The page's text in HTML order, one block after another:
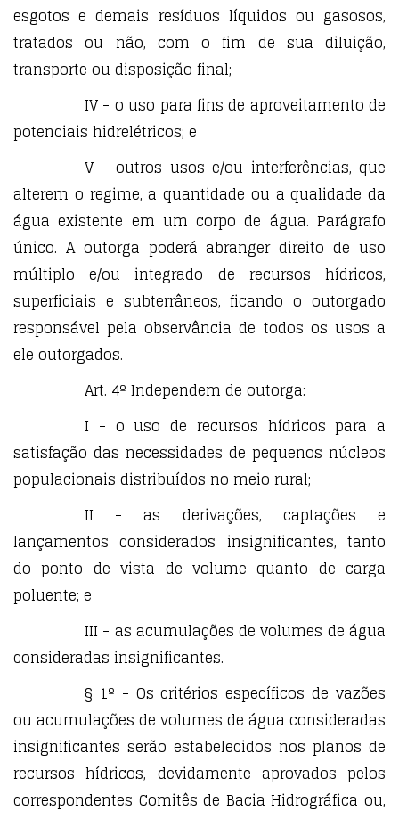
esgotos e demais resíduos líquidos ou gasosos,
tratados ou não, com o fim de sua diluição,
transporte ou disposição final;
IV - o uso para fins de aproveitamento de
potenciais hidrelétricos; e
V - outros usos e/ou interferências, que
alterem o regime, a quantidade ou a qualidade da
água existente em um corpo de água. Parágrafo
único. A outorga poderá abranger direito de uso
múltiplo e/ou integrado de recursos hídricos,
superficiais e subterrâneos, ficando o outorgado
responsável pela observância de todos os usos a
ele outorgados.
Art. 4º Independem de outorga:
I - o uso de recursos hídricos para a
satisfação das necessidades de pequenos núcleos
populacionais distribuídos no meio rural;
II - as derivações, captações e
lançamentos considerados insignificantes, tanto
do ponto de vista de volume quanto de carga
poluente; e
III - as acumulações de volumes de água
consideradas insignificantes.
§ 1º - Os critérios específicos de vazões
ou acumulações de volumes de água consideradas
insignificantes serão estabelecidos nos planos de
recursos hídricos, devidamente aprovados pelos
correspondentes Comitês de Bacia Hidrográfica ou,